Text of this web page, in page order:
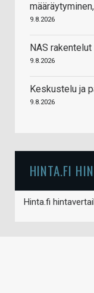
9.8.2026
NAS rakentelut
9.8.2026
Keskustelu ja
9.8.2026
HINTA.FI
Hinta.fi